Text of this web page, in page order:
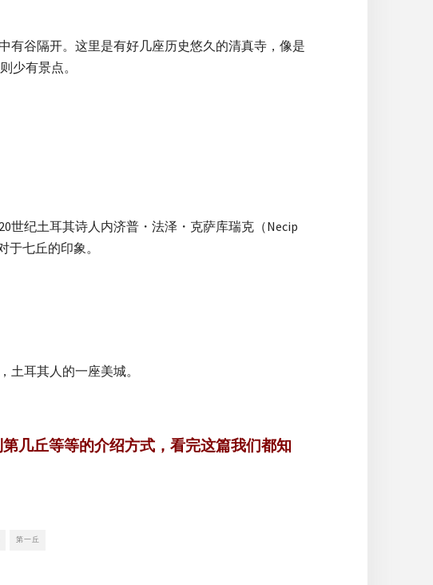
有谷隔开。这里是有好几座历史悠久的清真寺，像是
少有景点。
世纪土耳其诗人内济普・法泽・克萨库瑞克（Necip
于七丘的印象。
耳其人的一座美城。
几丘等等的介绍方式，看完这篇我们都知
第一丘